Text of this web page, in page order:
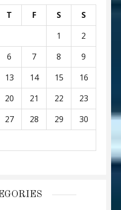
T F S
S
1
2
6 7 8
9
13 14 15
16
20 21 22
23
27 28 29
30